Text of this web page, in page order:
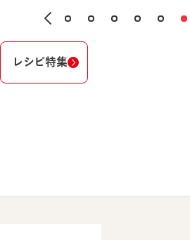
レシピ特集